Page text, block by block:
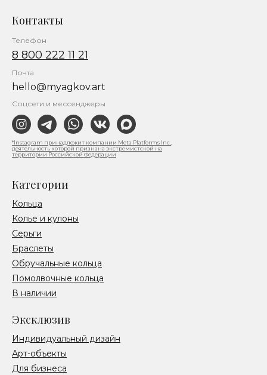
Контакты
Эксклюзив
Категории
Телефон
Для бизнеса
Арт-объекты
Индивидуальный дизайн
Помолвочные кольца
Обручальные кольца
Браслеты
Серьги
Колье и кулоны
Кольца
Соцсети и мессенджеры
hello@myagkov.art
Почта
8 800 222 11 21
*Instagram принадлежит компании Meta Platforms Inc.,
деятельность которой признана экстремистской на
территории Российской Федерации
В наличии